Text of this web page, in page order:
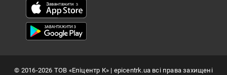
© 2016-2026 ТОВ «Епіцентр К»| epicentrk.ua всі права захищені